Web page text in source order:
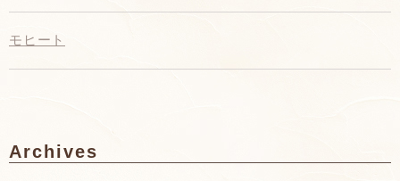
モヒート
Archives